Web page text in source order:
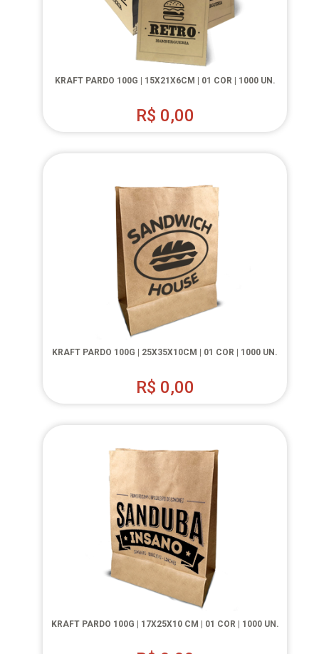
KRAFT PARDO 100G | 15X21X6CM | 01 COR | 1000 UN.
R$ 0,00
KRAFT PARDO 100G | 25X35X10CM | 01 COR | 1000 UN.
R$ 0,00
KRAFT PARDO 100G | 17X25X10 CM | 01 COR | 1000 UN.